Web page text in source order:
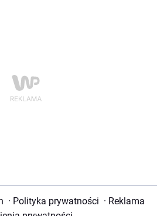
· Polityka prywatności · Reklama